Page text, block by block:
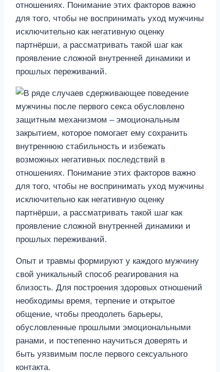
отношениях. Понимание этих факторов важно
для того, чтобы не воспринимать уход мужчины
исключительно как негативную оценку
партнёрши, а рассматривать такой шаг как
проявление сложной внутренней динамики и
прошлых переживаний.
Опыт и травмы формируют у каждого мужчину
свой уникальный способ реагирования на
близость. Для построения здоровых отношений
необходимы время, терпение и открытое
общение, чтобы преодолеть барьеры,
обусловленные прошлыми эмоциональными
ранами, и постепенно научиться доверять и
быть уязвимым после первого сексуального
контакта.